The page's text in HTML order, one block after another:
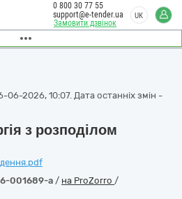
Замовити дзвінок
0 800 30 77 55
support@e-tender.ua
UK
2026, 10:07. Дата останніх змін -
з розподілом
001689-a/ на ProZorro /